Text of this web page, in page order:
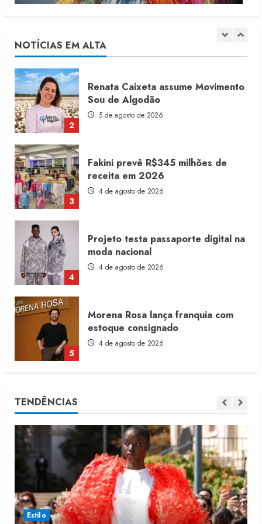
NOTÍCIAS EM ALTA
1
6 de agosto de 2026
2
Renata Caixeta assume Movimento
Sou de Algodão
5 de agosto de 2026
3
Fakini prevê R$345 milhões de
receita em 2026
4 de agosto de 2026
4
Projeto testa passaporte digital na
moda nacional
4 de agosto de 2026
5
Morena Rosa lança franquia com
estoque consignado
4 de agosto de 2026
1
2
Renata Caixeta assume Movimento
Sou de Algodão
5 de agosto de 2026
TENDÊNCIAS
Estilo